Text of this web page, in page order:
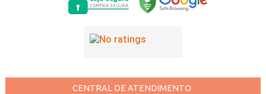
CENTRAL DE ATENDIMENTO